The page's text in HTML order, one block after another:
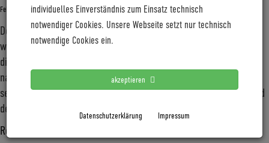
individuelles Einverständnis zum Einsatz technisch
notwendiger Cookies. Unsere Webseite setzt nur technisch
notwendige Cookies ein.
akzeptieren
Datenschutzerklärung Impressum
Februar 21, 2018Gabi Jung— No Comments
Dort wo das Unterwegssein mit normalen Fahrrädern mühsam
wird, zeigen Falträder ihr volles Potenzial. Mit ihrem Bike+ setzt
die Wiener Rad-Manufaktur VELLO noch eins drauf: Mit einer
nahezu unendlichen Reichweite dank selbstladendem E-Antrieb,
sekundenschnellem Faltmechanismus und schlankem Design wird
der
Read more ›